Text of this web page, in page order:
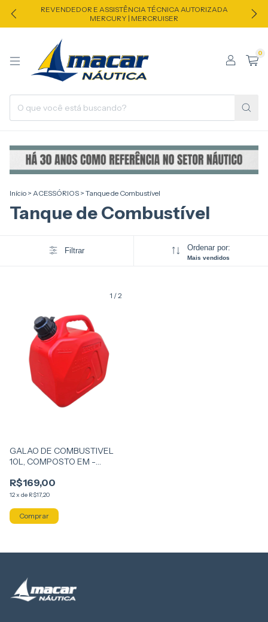
REVENDEDOR E ASSISTÊNCIA TÉCNICA AUTORIZADA
MERCURY | MERCRUISER
0
Início > ACESSÓRIOS > Tanque de Combustível
Tanque de Combustível
Filtrar Ordenar por:
Mais vendidos
1 /2
GALAO DE COMBUSTIVEL
10L, COMPOSTO EM -
CAPACIDADE PARA 10
R$169,00
12x de R$17,20